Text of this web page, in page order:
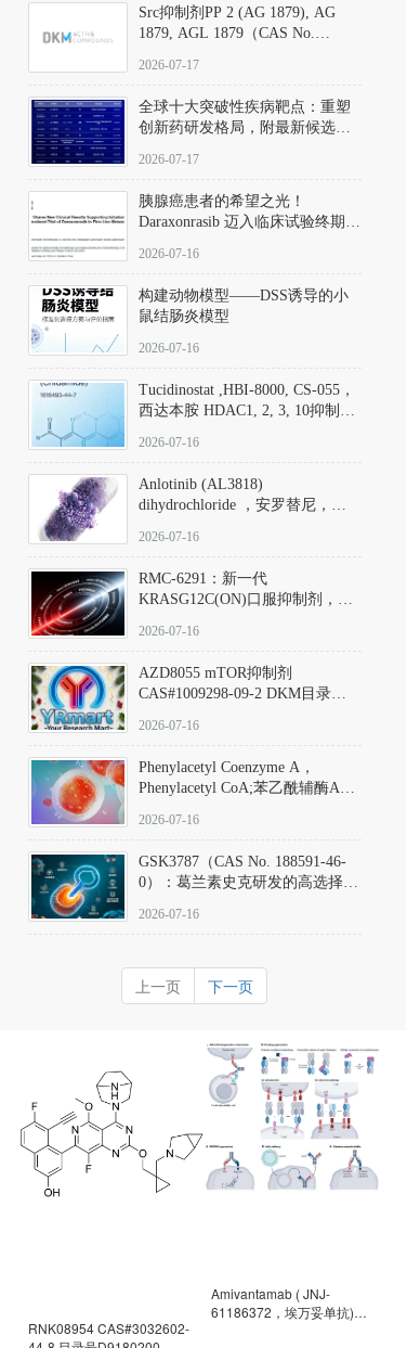
中，其靶向ROCK的选择性超过
200倍，凸显出优异的分子特异
Src抑制剂PP 2 (AG 1879), AG
1879, AGL 1879（CAS No.
应用指南
2026-07-17
全球十大突破性疾病靶点：重塑
创新药研发格局，附最新候选分
2026-07-17
胰腺癌患者的希望之光！
Daraxonrasib 迈入临床试验终期阶
2026-07-16
构建动物模型——DSS诱导的小
鼠结肠炎模型
2026-07-16
Tucidinostat ,HBI-8000, CS-055，
西达本胺 HDAC1, 2, 3, 10抑制剂
D808567) - DKM活性分子
2026-07-16
Anlotinib (AL3818)
dihydrochloride ，安罗替尼，
Hydrochloride实验方法步骤SOP
2026-07-16
RMC-6291：新一代
KRASG12C(ON)口服抑制剂，
(Elironrasib)CAS#2641998-63-0
2026-07-16
AZD8055 mTOR抑制剂
CAS#1009298-09-2 DKM目录号
激酶抑制剂的深度剖析
2026-07-16
Phenylacetyl Coenzyme A，
Phenylacetyl CoA;苯乙酰辅酶A
2026-07-16
GSK3787（CAS No. 188591-46-
0）：葛兰素史克研发的高选择
抗剂，被广泛视为研究PPARδ核
靶点药理机制的金标准化学探
针。
2026-07-16
上一页 下一页
RNK08954 CAS#3032602-
Amivantamab ( JNJ-
61186372，埃万妥单抗)